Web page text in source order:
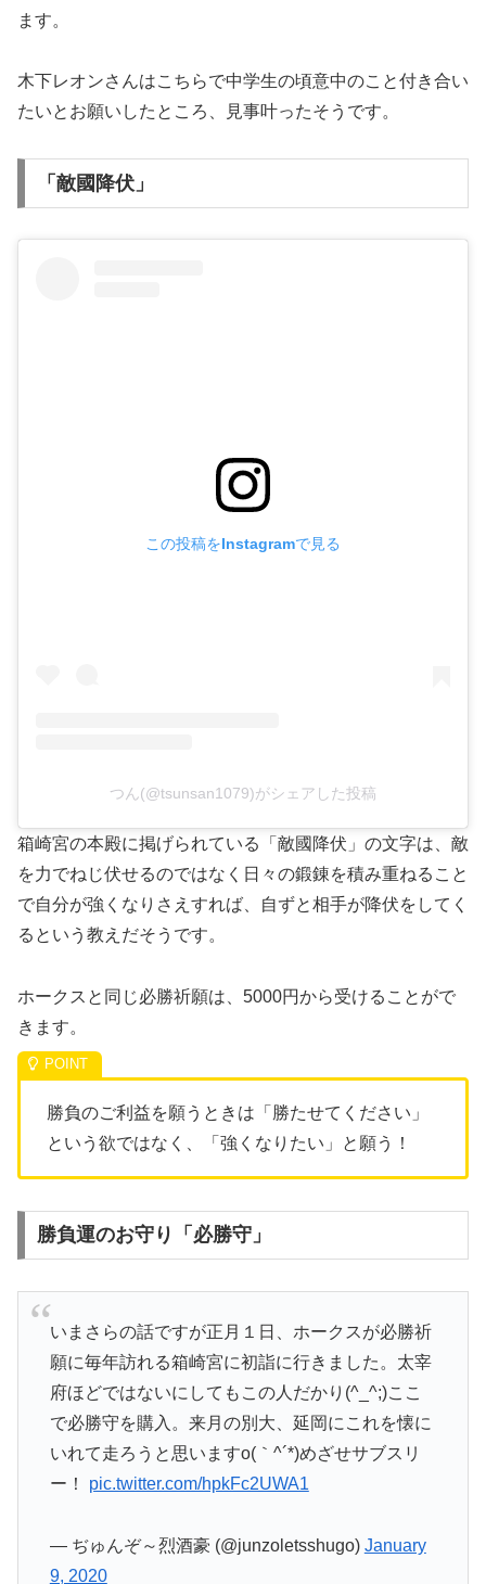
ます。
木下レオンさんはこちらで中学生の頃意中のこと付き合い
たいとお願いしたところ、見事叶ったそうです。
「敵國降伏」
この投稿をInstagramで見る
つん(@tsunsan1079)がシェアした投稿
箱崎宮の本殿に掲げられている「敵國降伏」の文字は、敵
を力でねじ伏せるのではなく日々の鍛錬を積み重ねること
で自分が強くなりさえすれば、自ずと相手が降伏をしてく
るという教えだそうです。
ホークスと同じ必勝祈願は、5000円から受けることがで
きます。
勝負のご利益を願うときは「勝たせてください」
という欲ではなく、「強くなりたい」と願う！
勝負運のお守り「必勝守」
いまさらの話ですが正月１日、ホークスが必勝祈
願に毎年訪れる箱崎宮に初詣に行きました。太宰
府ほどではないにしてもこの人だかり(^_^;)ここ
で必勝守を購入。来月の別大、延岡にこれを懐に
いれて走ろうと思いますo(｀^´*)めざせサブスリ
ー！ pic.twitter.com/hpkFc2UWA1
— ぢゅんぞ～烈酒豪 (@junzoletsshugo) January
9, 2020